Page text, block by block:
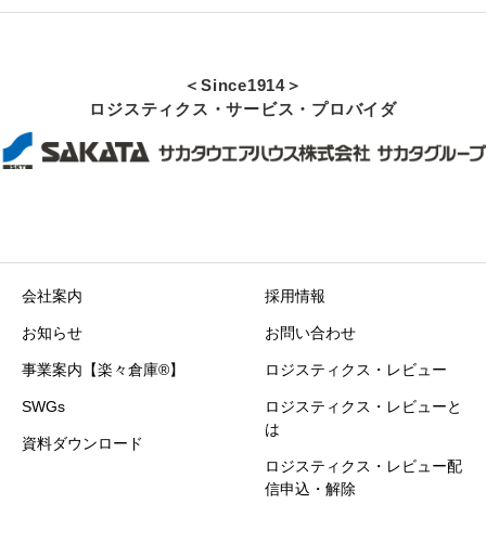
＜Since1914＞
ロジスティクス・サービス・プロバイダ
会社案内
お知らせ
事業案内【楽々倉庫®】
SWGs
資料ダウンロード
採用情報
お問い合わせ
ロジスティクス・レビュー
ロジスティクス・レビューと
は
ロジスティクス・レビュー配
信申込・解除